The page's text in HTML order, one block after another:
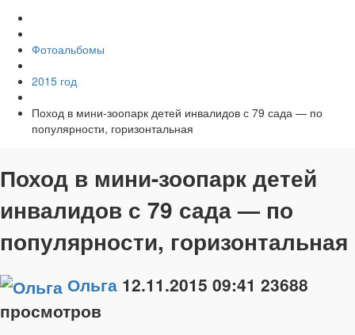
Фотоальбомы
2015 год
Поход в мини-зоопарк детей инвалидов с 79 сада — по
популярности, горизонтальная
Поход в мини-зоопарк детей
инвалидов с 79 сада — по
популярности, горизонтальная
Ольга 12.11.2015 09:41 23688
просмотров